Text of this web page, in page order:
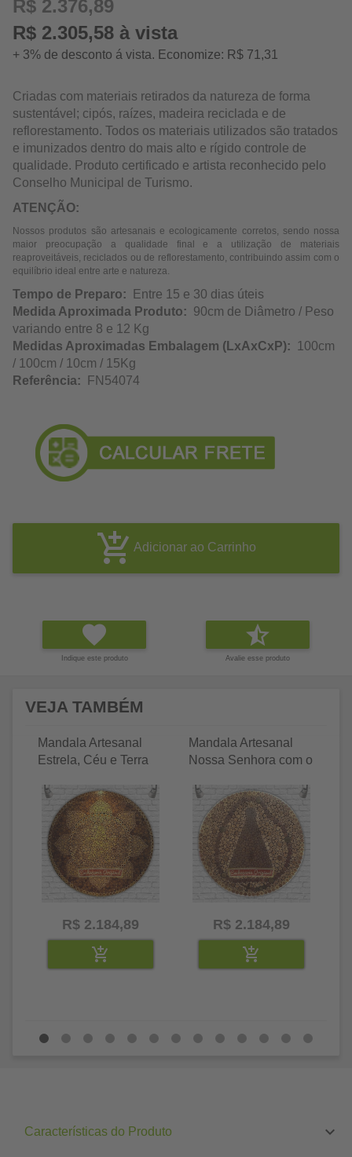
R$ 2.376,89
R$ 2.305,58 à vista
+ 3% de desconto á vista. Economize: R$ 71,31
Criadas com materiais retirados da natureza de forma
sustentável; cipós, raízes, madeira reciclada e de
reflorestamento. Todos os materiais utilizados são tratados
e imunizados dentro do mais alto e rígido controle de
qualidade. Produto certificado e artista reconhecido pelo
Conselho Municipal de Turismo.
ATENÇÃO:
Nossos produtos são artesanais e ecologicamente corretos, sendo nossa
maior preocupação a qualidade final e a utilização de materiais
reaproveitáveis, reciclados ou de reflorestamento, contribuindo assim com o
equilíbrio ideal entre arte e natureza.
Tempo de Preparo: Entre 15 e 30 dias úteis
Medida Aproximada Produto: 90cm de Diâmetro / Peso
variando entre 8 e 12 Kg
Medidas Aproximadas Embalagem (LxAxCxP): 100cm
/ 100cm / 10cm / 15Kg
Referência: FN54074
Adicionar ao Carrinho
Indique este produto Avalie esse produto
VEJA TAMBÉM
Mandala Artesanal
Estrela, Céu e Terra
R$ 2.184,89
Mandala Artesanal
Nossa Senhora com o
R$ 2.184,89
Características do Produto